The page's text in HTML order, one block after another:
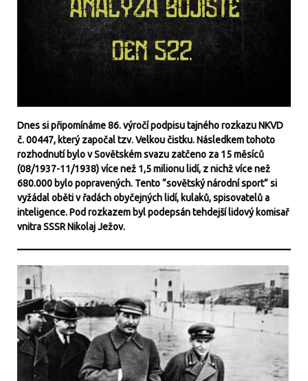
Dnes si připomínáme 86. výročí podpisu tajného rozkazu NKVD
č. 00447, který započal tzv. Velkou čistku. Následkem tohoto
rozhodnutí bylo v Sovětském svazu zatčeno za 15 měsíců
(08/1937-11/1938) více než 1,5 milionu lidí, z nichž více než
680.000 bylo popravených. Tento “sovětský národní sport” si
vyžádal oběti v řadách obyčejných lidí, kulaků, spisovatelů a
inteligence. Pod rozkazem byl podepsán tehdejší lidový komisař
vnitra SSSR Nikolaj Ježov.